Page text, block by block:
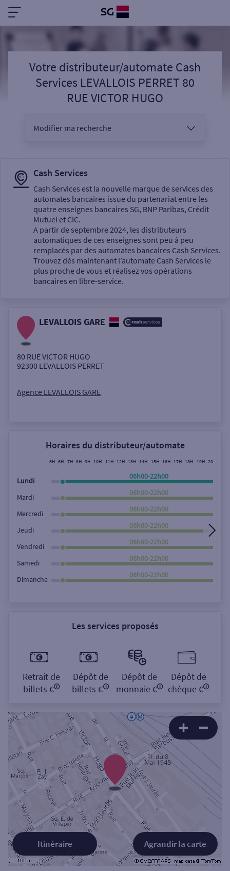
Votre distributeur/automate Cash
Services LEVALLOIS PERRET 80
RUE VICTOR HUGO
Modifier ma recherche
Sélectionnez votre recherche
Un service
Autour de moi
Rechercher
Cash Services
Cash Services est la nouvelle marque de services des
automates bancaires issue du partenariat entre les
quatre enseignes bancaires SG, BNP Paribas, Crédit
Mutuel et CIC.
A partir de septembre 2024, les distributeurs
automatiques de ces enseignes sont peu à peu
remplacés par des automates bancaires Cash Services.
Trouvez dès maintenant l’automate Cash Services le
plus proche de vous et réalisez vos opérations
bancaires en libre-service.
LEVALLOIS GARE
80 RUE VICTOR HUGO
92300 LEVALLOIS PERRET
Agence LEVALLOIS GARE
Horaires du distributeur/automate
5H 6H 7H 8H 9H 10H 11H 12H 13H 14H 15H 16H 17H 18H 19H 20H
Lundi
06h00-22h00
Mardi
06h00-22h00
Mercredi
06h00-22h00
Jeudi
06h00-22h00
Vendredi
06h00-22h00
Samedi
06h00-22h00
Dimanche
06h00-22h00
Les services proposés
Retrait de
billets €
Dépôt de
billets €
Dépôt de
monnaie €
Dépôt de
chèque €
Agrandir la carte
Itinéraire